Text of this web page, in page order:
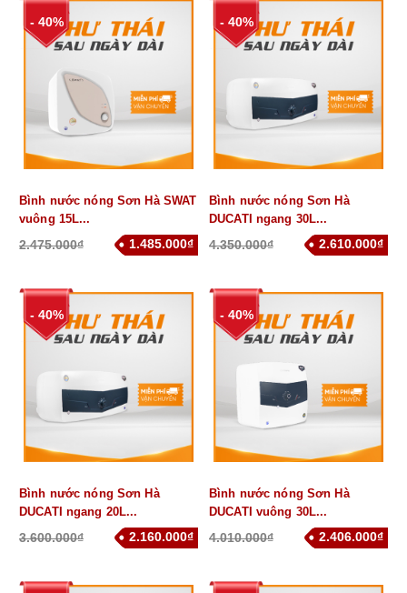
- 40%
Bình nước nóng Sơn Hà SWAT
vuông 15L...
2.475.000₫ 1.485.000₫
- 40%
Bình nước nóng Sơn Hà
DUCATI ngang 30L...
4.350.000₫ 2.610.000₫
- 40%
Bình nước nóng Sơn Hà
DUCATI ngang 20L...
3.600.000₫ 2.160.000₫
- 40%
Bình nước nóng Sơn Hà
DUCATI vuông 30L...
4.010.000₫ 2.406.000₫